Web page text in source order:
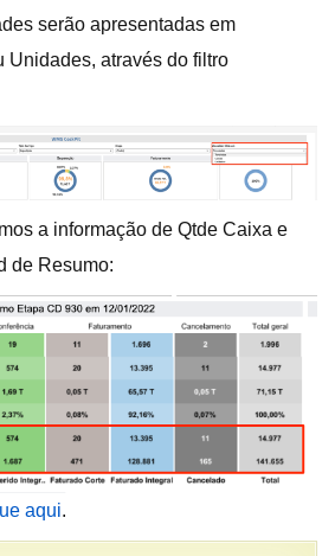
serão apresentadas em
Unidades, através do filtro
a informação de Qtde Caixa e
de Resumo:
aqui.